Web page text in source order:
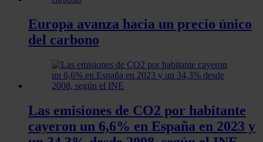
Europa avanza hacia un precio único
del carbono
Las emisiones de CO2 por habitante
cayeron un 6,6% en España en 2023 y